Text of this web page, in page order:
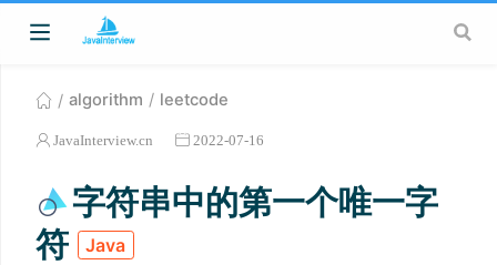
algorithm leetcode
JavaInterview.cn 2022-07-16
字符串中的第一个唯一字
符
Java